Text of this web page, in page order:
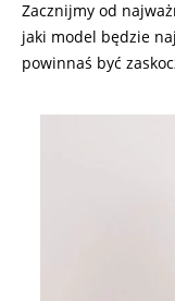
Zacznijmy od
jaki model będzie
powinnaś być